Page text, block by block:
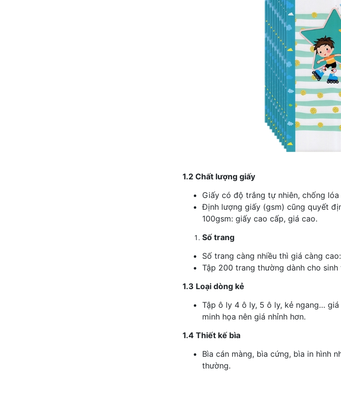
1.2 Chất lượng giấy
Giấy có độ trắng tự nhiên, chống
Định lượng giấy (gsm) cũng quyết
100gsm: giấy cao cấp, giá cao.
Số trang
Số trang càng nhiều thì giá càng
Tập 200 trang thường dành cho
1.3 Loại dòng kẻ
Tập ô ly 4 ô ly, 5 ô ly, kẻ ngang…
minh họa nên giá nhỉnh hơn.
1.4 Thiết kế bìa
Bìa cán màng, bìa cứng, bìa in hình
thường.